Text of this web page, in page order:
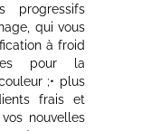
progressifs
qui vous
à froid
pour la
;• plus
frais et
nouvelles